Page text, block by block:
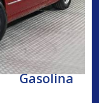
Gasolina